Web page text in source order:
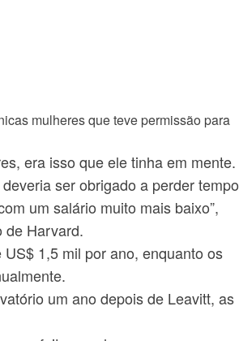
mulheres que teve permissão para
era isso que ele tinha em mente.
ser obrigado a perder tempo
um salário muito mais baixo”,
de Harvard.
1,5 mil por ano, enquanto os
um ano depois de Leavitt, as